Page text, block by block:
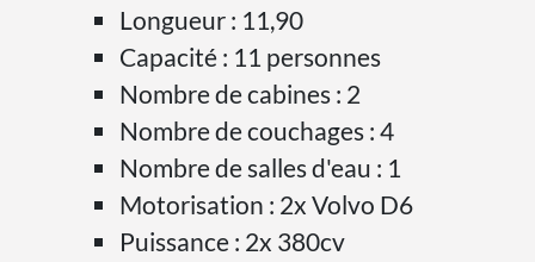
Longueur : 11,90
Capacité : 11 personnes
Nombre de cabines : 2
Nombre de couchages : 4
Nombre de salles d'eau : 1
Motorisation : 2x Volvo D6
Puissance : 2x 380cv